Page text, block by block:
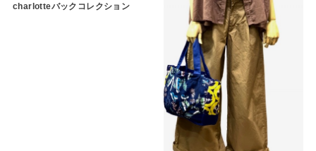
charlotteバックコレクション